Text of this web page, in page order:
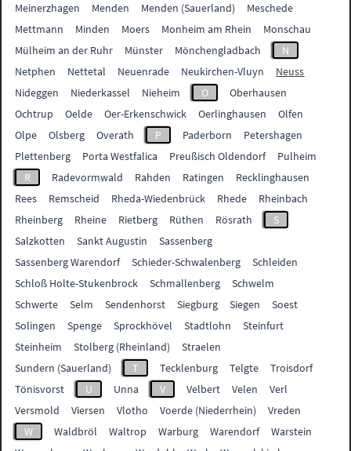
Meinerzhagen
Menden Menden (Sauerland)
Meschede
Mettmann
Minden Moers Monheim am Rhein
Monschau
Mülheim an der Ruhr
Münster Mönchengladbach
N
Netphen
Nettetal Neuenrade Neukirchen-Vluyn
Neuss
Nideggen
Niederkassel Nieheim O
Oberhausen
Ochtrup
Oelde Oer-Erkenschwick Oerlinghausen
Olfen
Olpe
Olsberg Overath P Paderborn
Petershagen
Plettenberg
Porta Westfalica Preußisch Oldendorf
Pulheim
R
Radevormwald Rahden Ratingen
Recklinghausen
Rees
Remscheid Rheda-Wiedenbrück Rhede
Rheinbach
Rheinberg
Rheine Rietberg Rüthen Rösrath
S
Salzkotten
Sankt Augustin
Sassenberg
Sassenberg Warendorf
Schieder-Schwalenberg
Schleiden
Schloß Holte-Stukenbrock
Schmallenberg
Schwelm
Schwerte
Selm Sendenhorst Siegburg Siegen
Soest
Solingen
Spenge Sprockhövel Stadtlohn
Steinfurt
Steinheim
Stolberg (Rheinland)
Straelen
Sundern (Sauerland)
T Tecklenburg Telgte
Troisdorf
Tönisvorst
U Unna V Velbert Velen
Verl
Versmold
Viersen Vlotho Voerde (Niederrhein)
Vreden
W
Waldbröl Waltrop Warburg Warendorf
Warstein